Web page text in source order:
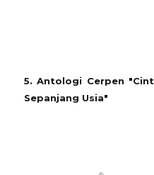
5. Antologi Cerpen
Sepanjang Usia"